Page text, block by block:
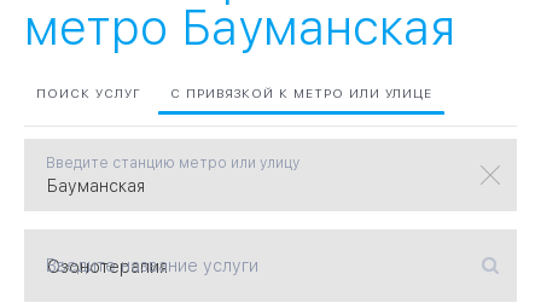
01
Баррикадная
метро Бауманская
ПОИСК УСЛУГ С ПРИВЯЗКОЙ К МЕТРО ИЛИ УЛИЦЕ
Введите станцию метро или улицу
Введите название услуги